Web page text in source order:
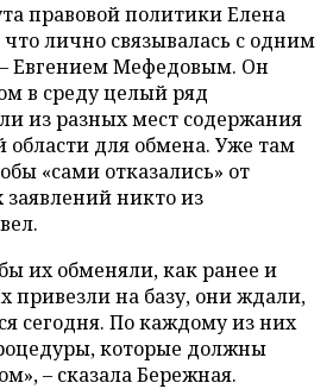
правовой политики Елена
лично связывалась с одним
Евгением Мефедовым. Он
в среду целый ряд
из разных мест содержания
области для обмена. Уже там
«сами отказались» от
заявлений никто из
их обменяли, как ранее и
привезли на базу, они ждали,
сегодня. По каждому из них
которые должны
– сказала Бережная.